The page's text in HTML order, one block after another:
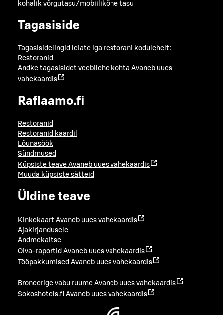
kohalik võrgutasu/mobiilikõne tasu
Tagasiside
Tagasisidelingid leiate iga restorani kodulehelt:
Restoranid
Andke tagasisidet veebilehe kohta Avaneb uues
vahekaardis
Raflaamo.fi
Restoranid
Restoranid kaardil
Lõunasöök
Sündmused
Küpsiste teave Avaneb uues vahekaardis
Muuda küpsiste sätteid
Üldine teave
Kinkekaart Avaneb uues vahekaardis
Ajakirjandusele
Andmekaitse
Oiva-raportid Avaneb uues vahekaardis
Tööpakkumised Avaneb uues vahekaardis
Broneerige vabu ruume Avaneb uues vahekaardis
Sokoshotels.fi Avaneb uues vahekaardis